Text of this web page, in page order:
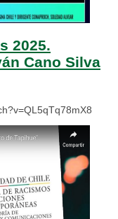
2025.
Cano Silva